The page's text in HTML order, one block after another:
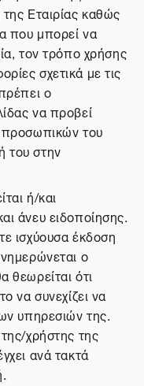
Εταιρίας καθώς
που μπορεί να
τον τρόπο χρήσης
σχετικά με τις
ο
να προβεί
προσωπικών του
του στην
ή/και
άνευ ειδοποίησης.
ισχύουσα έκδοση
ο
θεωρείται ότι
να συνεχίζει να
υπηρεσιών της.
χρήστης της
ανά τακτά